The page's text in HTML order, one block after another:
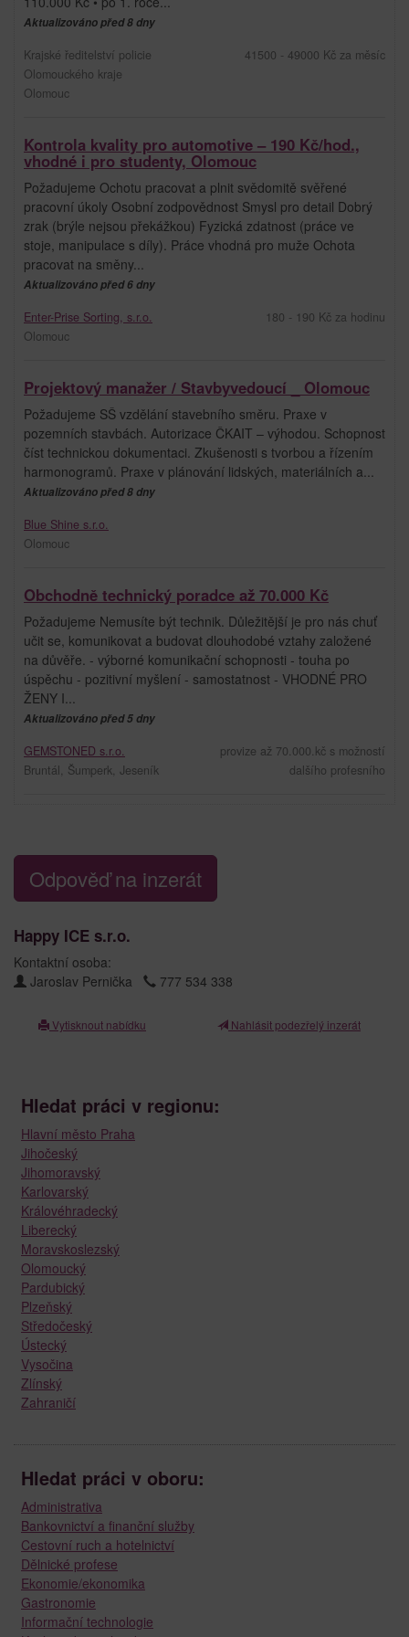
Aktualizováno před 8 dny
Krajské ředitelství policie
Olomouckého kraje
Olomouc
41500 - 49000 Kč za měsíc
Kontrola kvality pro automotive – 190 Kč/hod.,
vhodné i pro studenty, Olomouc
Požadujeme Ochotu pracovat a plnit svědomitě svěřené
pracovní úkoly Osobní zodpovědnost Smysl pro detail Dobrý
zrak (brýle nejsou překážkou) Fyzická zdatnost (práce ve
stoje, manipulace s díly). Práce vhodná pro muže Ochota
pracovat na směny...
Aktualizováno před 6 dny
Enter-Prise Sorting, s.r.o.
Olomouc
180 - 190 Kč za hodinu
Projektový manažer / Stavbyvedoucí _ Olomouc
Požadujeme SŠ vzdělání stavebního směru. Praxe v
pozemních stavbách. Autorizace ČKAIT – výhodou. Schopnost
číst technickou dokumentaci. Zkušenosti s tvorbou a řízením
harmonogramů. Praxe v plánování lidských, materiálních a...
Aktualizováno před 8 dny
Blue Shine s.r.o.
Olomouc
Obchodně technický poradce až 70.000 Kč
Požadujeme Nemusíte být technik. Důležitější je pro nás chuť
učit se, komunikovat a budovat dlouhodobé vztahy založené
na důvěře. - výborné komunikační schopnosti - touha po
úspěchu - pozitivní myšlení - samostatnost - VHODNÉ PRO
ŽENY I...
Aktualizováno před 5 dny
GEMSTONED s.r.o.
Bruntál, Šumperk, Jeseník
provize až 70.000.kč s možností
dalšího profesního
Odpověď na inzerát
Happy ICE s.r.o.
Kontaktní osoba:
Jaroslav Pernička
777 534 338
Vytisknout nabídku Nahlásit podezřelý inzerát
Hledat práci v regionu:
Hlavní město Praha
Jihočeský
Jihomoravský
Karlovarský
Královéhradecký
Liberecký
Moravskoslezský
Olomoucký
Pardubický
Plzeňský
Středočeský
Ústecký
Vysočina
Zlínský
Zahraničí
Hledat práci v oboru:
Administrativa
Bankovnictví a finanční služby
Cestovní ruch a hotelnictví
Dělnické profese
Ekonomie/ekonomika
Gastronomie
Informační technologie